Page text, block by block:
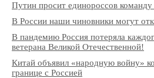
Путин просит единороссов
В России наши чиновники могут
В пандемию Россия потеряла
ветерана Великой Отечественной!
Китай объявил «народную войну»
границе с Россией